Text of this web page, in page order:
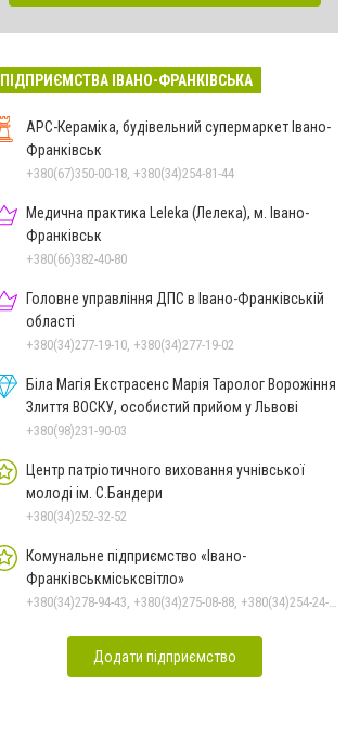
ПІДПРИЄМСТВА ІВАНО-ФРАНКІВСЬКА
АРС-Кераміка, будівельний супермаркет Івано-
Франківськ
+380(67)350-00-18, +380(34)254-81-44
Медична практика Leleka (Лелека), м. Івано-
Франківськ
+380(66)382-40-80
Головне управління ДПС в Івано-Франківській
області
+380(34)277-19-10, +380(34)277-19-02
Біла Магія Екстрасенс Марія Таролог Ворожіння
Злиття ВОСКУ, особистий прийом у Львові
+380(98)231-90-03
Центр патріотичного виховання учнівської
молоді ім. С.Бандери
+380(34)252-32-52
Комунальне підприємство «Івано-
Франківськміськсвітло»
Додати підприємство